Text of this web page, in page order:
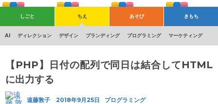
しごと
Shopify Wordpress 制作実績 自社サービス
ちえ
AI ディレクション デザイン ブランディング プログラミング マーケティング
あそび
そとでのあそび 社内イベント
きもち
おもい すき
【PHP】日付の配列で同日は結合してHTML
に出力する
遠藤敦子 2018年9月25日 プログラミング